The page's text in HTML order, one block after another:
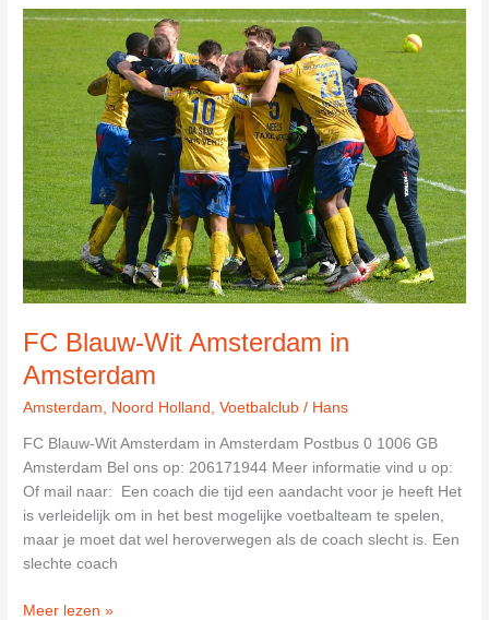
in
Amsterdam
FC Blauw-Wit Amsterdam in
Amsterdam
Amsterdam Noord Holland ,Voetbalclub / Hans
FC Blauw-Wit Amsterdam in Amsterdam Postbus 0 1006 GB
Amsterdam Bel ons op: 206171944 Meer informatie vind u op:
Of mail naar: Een coach die tijd een aandacht voor je heeft Het
is verleidelijk om in het best mogelijke voetbalteam te spelen,
maar je moet dat wel heroverwegen als de coach slecht is. Een
slechte coach
FC
Meer lezen »